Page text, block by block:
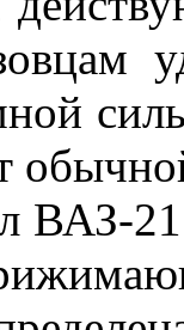
ВАЗ-